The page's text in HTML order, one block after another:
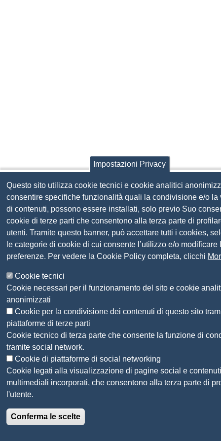
Impostazioni Privacy
Questo sito utilizza cookie tecnici e cookie analitici
consentire specifiche funzionalità quali la condivisione e/o la
di contenuti, possono essere installati, solo previo Suo
cookie di terze parti che consentono alla terza parte di
utenti. Tramite questo banner, può accettare tutti i cookies,
le categorie di cookie di cui consente l’utilizzo e/o modificare
preferenze. Per vedere la Cookie Policy completa, clicchi
Cookie tecnici
Cookie necessari per il funzionamento del sito e cookie
anonimizzati
Cookie per la condivisione dei contenuti di questo sito
piattaforme di terze parti
Cookie tecnico di terza parte che consente la funzione di
tramite social network.
Cookie di piattaforme di social networking
Cookie legati alla visualizzazione di pagine social e
multimediali incorporati, che consentono alla terza parte di
l'utente.
Conferma le scelte